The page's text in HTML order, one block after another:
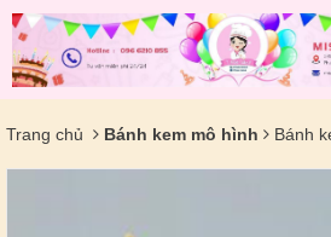
Trang chủ Bánh kem mô hình Bánh